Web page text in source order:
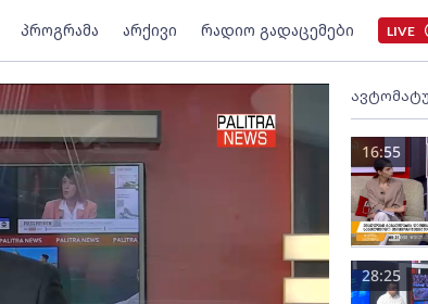
პროგრამა არქივი რადიო გადაცემები LIVE
16:55
28:25